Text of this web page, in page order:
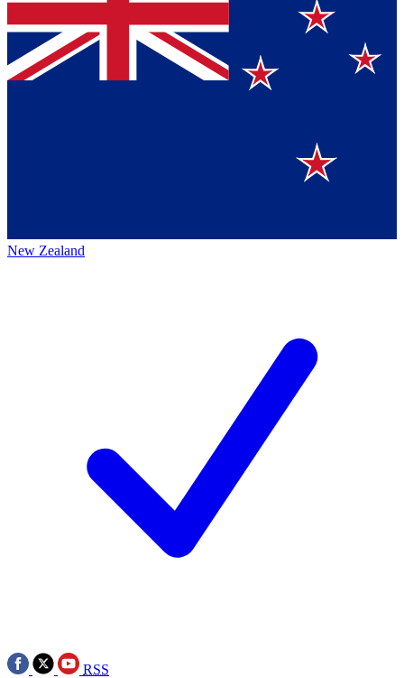
New Zealand
RSS